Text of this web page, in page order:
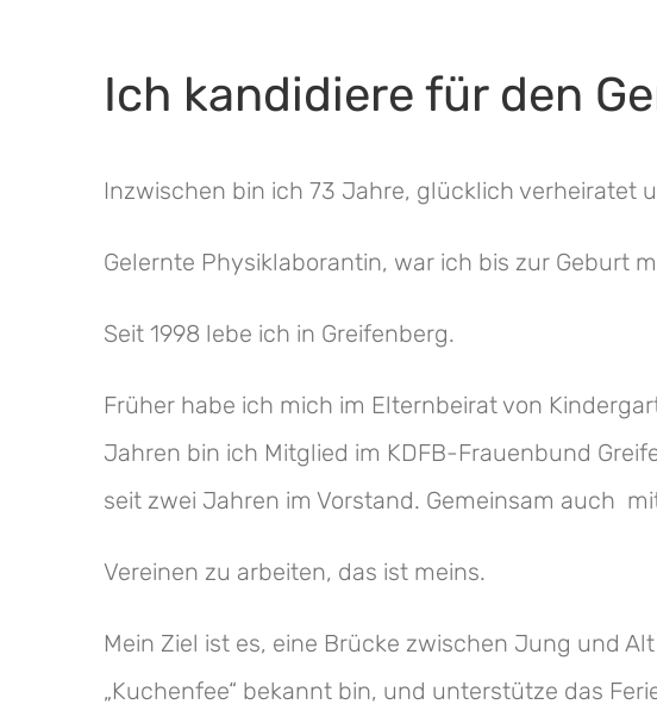
Ich kandidiere für den
Inzwischen bin ich 73 Jahre, glücklich verheiratet
Gelernte Physiklaborantin, war ich bis zur Geburt
Seit 1998 lebe ich in Greifenberg.
Früher habe ich mich im Elternbeirat von
Jahren bin ich Mitglied im KDFB-Frauenbund
seit zwei Jahren im Vorstand. Gemeinsam auch
Vereinen zu arbeiten, das ist meins.
Mein Ziel ist es, eine Brücke zwischen Jung und
„Kuchenfee“ bekannt bin, und unterstütze das